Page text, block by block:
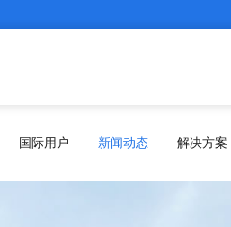
国际用户 新闻动态 解决方案